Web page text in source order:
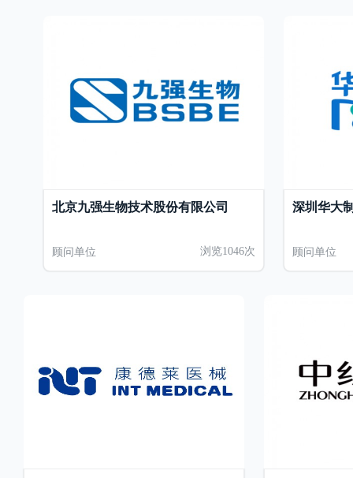
北京九强生物技术股份有限公司
顾问单位 浏览1046次
深圳华大
顾问单位